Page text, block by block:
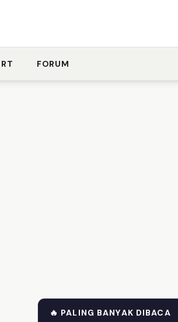
FORUM
🔥 PALING BANYAK DIBACA